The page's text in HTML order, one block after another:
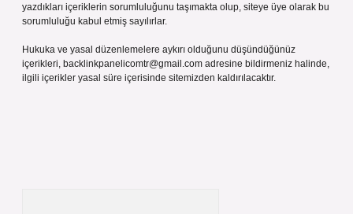
yazdıkları içeriklerin sorumluluğunu taşımakta olup, siteye üye olarak bu
sorumluluğu kabul etmiş sayılırlar.
Hukuka ve yasal düzenlemelere aykırı olduğunu düşündüğünüz
içerikleri, backlinkpanelicomtr@gmail.com adresine bildirmeniz halinde,
ilgili içerikler yasal süre içerisinde sitemizden kaldırılacaktır.